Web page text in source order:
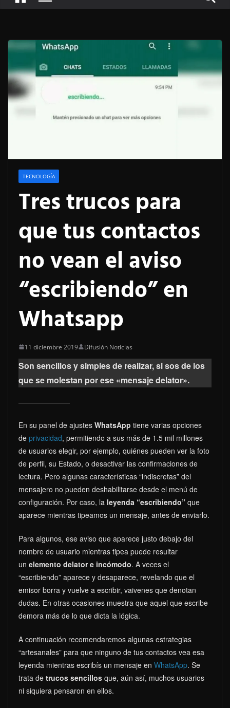
TECNOLOGÍA
Tres trucos para
que tus contactos
no vean el aviso
“escribiendo” en
Whatsapp
11 diciembre 2019 Difusión Noticias
Son sencillos y simples de realizar, si sos de los
que se molestan por ese «mensaje delator».
En su panel de ajustes WhatsApp tiene varias opciones
de privacidad, permitiendo a sus más de 1.5 mil millones
de usuarios elegir, por ejemplo, quiénes pueden ver la foto
de perfil, su Estado, o desactivar las confirmaciones de
lectura. Pero algunas características “indiscretas” del
mensajero no pueden deshabilitarse desde el menú de
configuración. Por caso, la leyenda “escribiendo” que
aparece mientras tipeamos un mensaje, antes de enviarlo.
Para algunos, ese aviso que aparece justo debajo del
nombre de usuario mientras tipea puede resultar
un elemento delator e incómodo. A veces el
“escribiendo” aparece y desaparece, revelando que el
emisor borra y vuelve a escribir, vaivenes que denotan
dudas. En otras ocasiones muestra que aquel que escribe
demora más de lo que dicta la lógica.
A continuación recomendaremos algunas estrategias
“artesanales” para que ninguno de tus contactos vea esa
leyenda mientras escribís un mensaje en WhatsApp. Se
trata de trucos sencillos que, aún así, muchos usuarios
ni siquiera pensaron en ellos.